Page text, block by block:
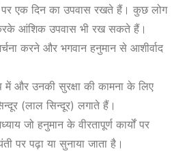
एक दिन का उपवास रखते हैं। कुछ लोग
आंशिक उपवास भी रख सकते हैं।
करने और भगवान हनुमान से आशीर्वाद
और उनकी सुरक्षा की कामना के लिए
(लाल सिन्दूर) लगाते हैं।
जो हनुमान के वीरतापूर्ण कार्यों पर
पर पढ़ा या सुनाया जाता है।